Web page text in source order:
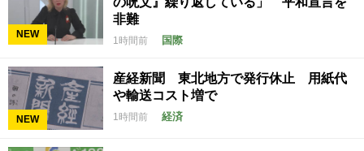
NEW
非難
1時間前 国際
NEW
産経新聞 東北地方で発行休止 用紙代
や輸送コスト増で
1時間前 経済